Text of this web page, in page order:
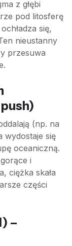
z głębi
pod litosferę
się,
nieustanny
przesuwa
(np. na
wydostaje się
oceaniczną.
i
ciężka skała
części
–